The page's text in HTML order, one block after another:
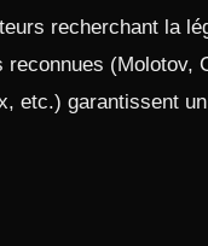
recherchant la
reconnues (Molotov,
etc.) garantissent